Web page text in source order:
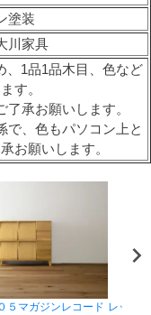
塗装
川家具
、1品1品木目、色など
す。
承お願いします。
で、色もパソコン上と
お願いします。
５マガジンレコード レッチ